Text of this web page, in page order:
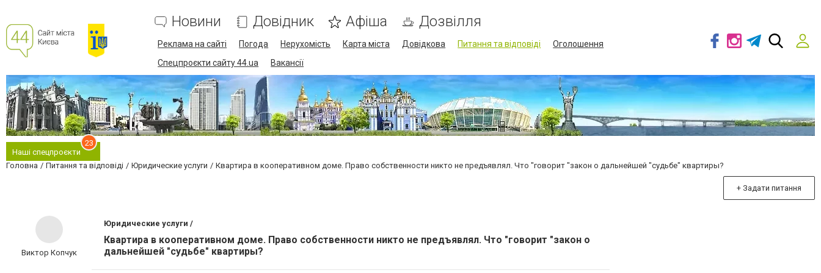
Новини Довідник Афіша Дозвілля
Реклама на сайті Погода Нерухомість Карта міста Довідкова Питання та відповіді
Оголошення
Спецпроєкти сайту 44.ua
Вакансії
Наші спецпроєкти
23
Головна Питання та відповіді Юридические услуги Квартира в кооперативном доме. Право собственности никто не предъявлял. Что "говорит "закон о дальнейшей "судьбе" квартиры?
+ Задати питання
Виктор Копчук
Юридические услуги /
Квартира в кооперативном доме. Право собственности никто не предъявлял. Что "говорит "закон о
дальнейшей "судьбе" квартиры?